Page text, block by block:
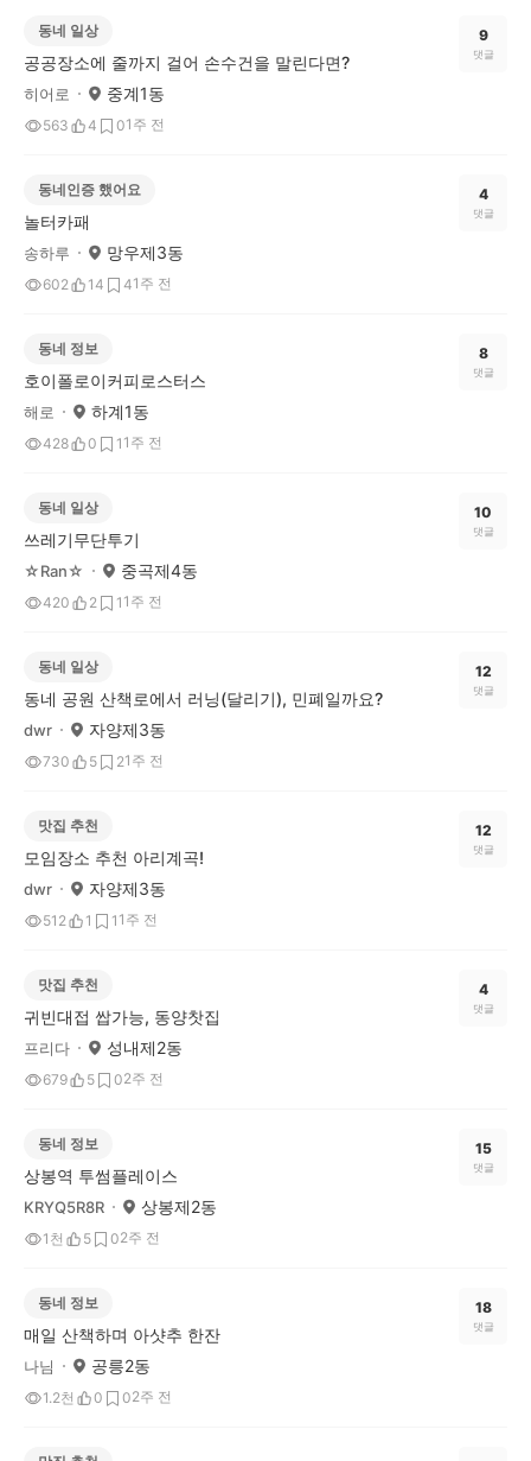
동네 일상
공공장소에 줄까지 걸어 손수건을 말린다면?
히어로 중계1동
563 4 01주 전
9
댓글
동네인증 했어요
놀터카패
송하루 망우제3동
602 14 41주 전
4
댓글
동네 정보
호이폴로이커피로스터스
해로 하계1동
428 0 1 1주 전
8
댓글
동네 일상
쓰레기무단투기
☆Ran☆ 중곡제4동
420 2 1 1주 전
10
댓글
동네 일상
동네 공원 산책로에서 러닝(달리기), 민폐일까요?
dwr 자양제3동
730 5 21주 전
12
댓글
맛집 추천
모임장소 추천 아리계곡!
dwr 자양제3동
512 1 1 1주 전
12
댓글
맛집 추천
귀빈대접 쌉가능, 동양찻집
프리다 성내제2동
679 5 02주 전
4
댓글
동네 정보
상봉역 투썸플레이스
KRYQ5R8R 상봉제2동
1천 5 02주 전
15
댓글
동네 정보
매일 산책하며 아샷추 한잔
나님 공릉2동
1.2천 0 02주 전
18
댓글